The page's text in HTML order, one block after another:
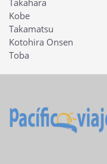
Takahara
Kobe
Takamatsu
Kotohira Onsen
Toba